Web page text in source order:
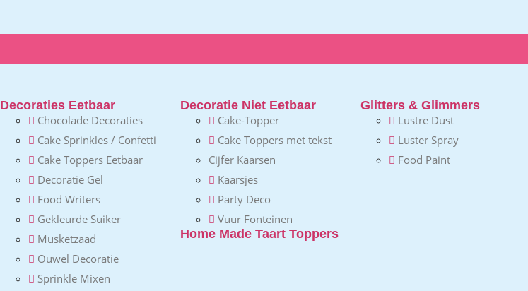
Decoraties Eetbaar
Chocolade Decoraties
Cake Sprinkles / Confetti
Cake Toppers Eetbaar
Decoratie Gel
Food Writers
Gekleurde Suiker
Musketzaad
Ouwel Decoratie
Sprinkle Mixen
Decoratie Niet Eetbaar
Cake-Topper
Cake Toppers met tekst
Cijfer Kaarsen
Kaarsjes
Party Deco
Vuur Fonteinen
Home Made Taart Toppers
Glitters & Glimmers
Lustre Dust
Luster Spray
Food Paint